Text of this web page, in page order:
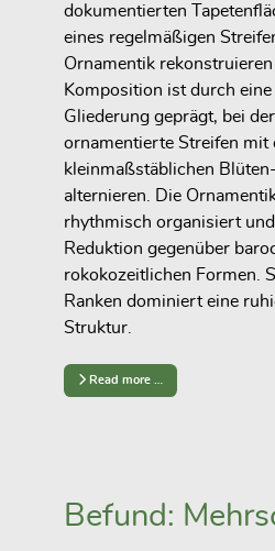
dokumentierten
eines regelmäßigen
Ornamentik
Komposition ist durch
Gliederung geprägt, bei
ornamentierte Streifen mit
kleinmaßstäblichen
alternieren. Die
rhythmisch organisiert
Reduktion gegenüber
rokokozeitlichen Formen.
Ranken dominiert eine
Struktur.
Read more …
Befund: